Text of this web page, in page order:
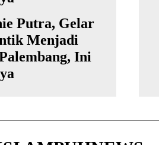
Putra, Gelar
Menjadi
Ini